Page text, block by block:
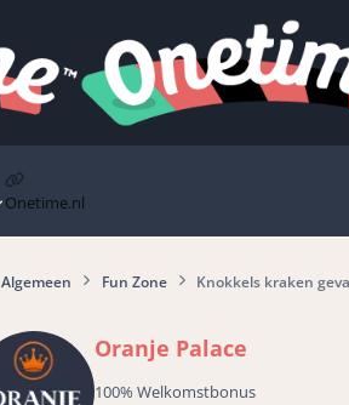
Onetime.nl
Algemeen Fun Zone Knokkels kraken
Oranje Palace
100% Welkomstbonus